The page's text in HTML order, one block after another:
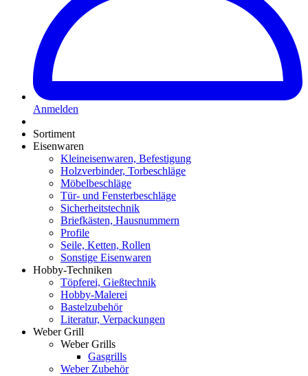
Anmelden
Sortiment
Eisenwaren
Kleineisenwaren, Befestigung
Holzverbinder, Torbeschläge
Möbelbeschläge
Tür- und Fensterbeschläge
Sicherheitstechnik
Briefkästen, Hausnummern
Profile
Seile, Ketten, Rollen
Sonstige Eisenwaren
Hobby-Techniken
Töpferei, Gießtechnik
Hobby-Malerei
Bastelzubehör
Literatur, Verpackungen
Weber Grill
Weber Grills
Gasgrills
Weber Zubehör